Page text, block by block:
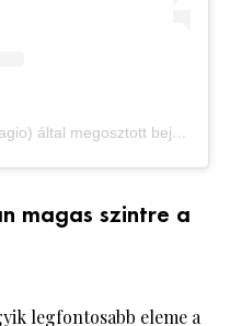
Georgina Rodríguez (@georginagio) által megosztott bejegyzés
magas szintre a
legfontosabb eleme a